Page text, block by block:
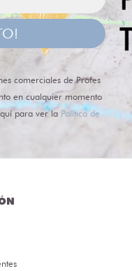
comerciales de Profes
en cualquier momento
para ver la Política de